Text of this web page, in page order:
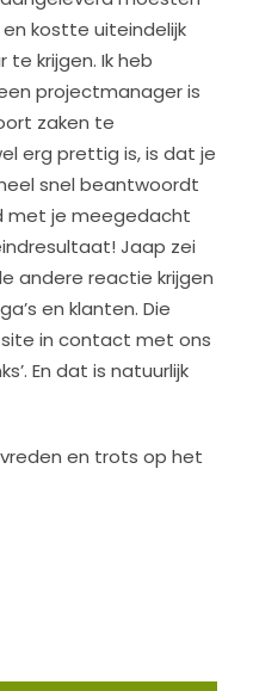
kostte uiteindelijk
krijgen. Ik heb
projectmanager is
zaken te
erg prettig is, is dat je
snel beantwoordt
met je meegedacht
Jaap zei
andere reactie krijgen
en klanten. Die
site in contact met ons
En dat is natuurlijk
en trots op het